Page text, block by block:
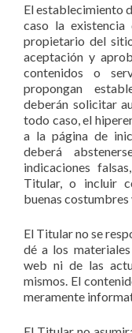
El establecimiento
caso la
propietario del
aceptación y
contenidos o
propongan
deberán solicitar
todo caso, el
a la página de
deberá
indicaciones
Titular, o incluir
buenas
El Titular no se
dé a los
web ni de las
mismos. El
meramente